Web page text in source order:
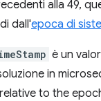
alla 49,
dall'epoca di
è un
in
to the